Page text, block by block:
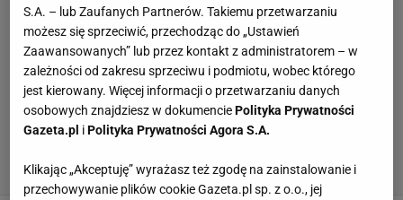
S.A. – lub Zaufanych Partnerów. Takiemu przetwarzaniu
możesz się sprzeciwić, przechodząc do „Ustawień
Zaawansowanych” lub przez kontakt z administratorem – w
zależności od zakresu sprzeciwu i podmiotu, wobec którego
jest kierowany. Więcej informacji o przetwarzaniu danych
osobowych znajdziesz w dokumenciePolityka Prywatności
Gazeta.pl iPolityka Prywatności Agora S.A.
Klikając „Akceptuję” wyrażasz też zgodę na zainstalowanie i
przechowywanie plików cookie Gazeta.pl sp. z o.o., jej